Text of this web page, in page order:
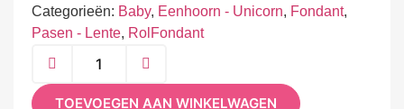
Categorieën: Baby, Eenhoorn - Unicorn, Fondant,
Pasen - Lente, RolFondant
TOEVOEGEN AAN WINKELWAGEN